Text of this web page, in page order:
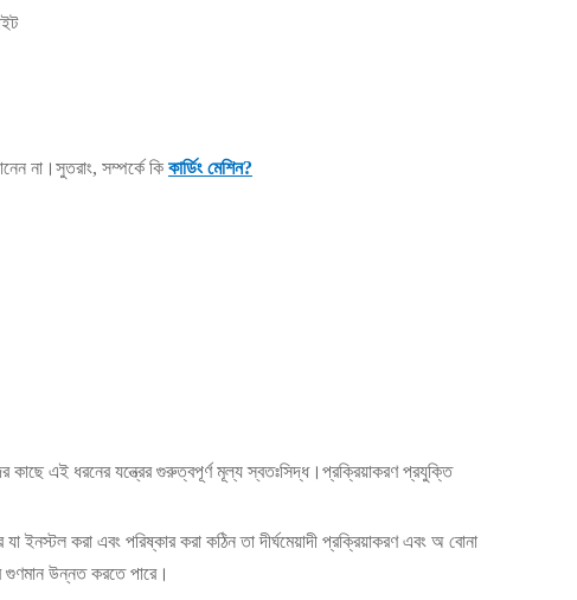
না।সুতরাং, সম্পর্কে কি কার্ডিং মেশিন?
এই ধরনের যন্ত্রের গুরুত্বপূর্ণ মূল্য স্বতঃসিদ্ধ।প্রক্রিয়াকরণ প্রযুক্তি
করা এবং পরিষ্কার করা কঠিন তা দীর্ঘমেয়াদী প্রক্রিয়াকরণ এবং অ বোনা
গুণমান উন্নত করতে পারে।